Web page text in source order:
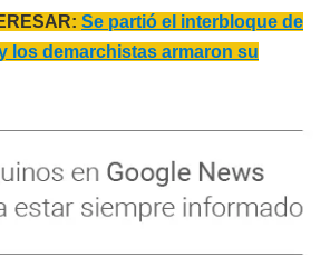
Se partió el interbloque de
los demarchistas armaron su